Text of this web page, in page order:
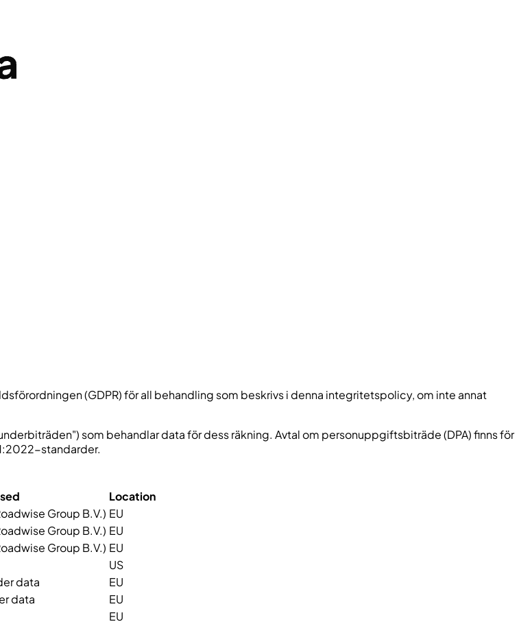
(GDPR) för all behandling som beskrivs i denna integritetspolicy, om inte annat
som behandlar data för dess räkning. Avtal om personuppgiftsbiträde (DPA) finns för
standarder.
Location
Group B.V.) EU
Group B.V.) EU
Group B.V.) EU
US
data
EU
data
EU
EU